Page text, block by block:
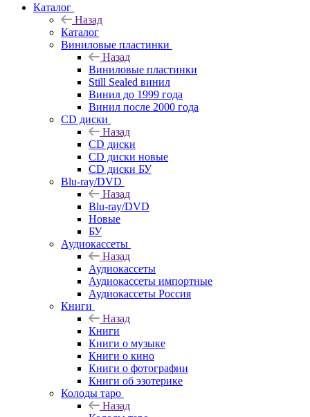
Каталог
Назад
Каталог
Виниловые пластинки
Назад
Виниловые пластинки
Still Sealed винил
Винил до 1999 года
Винил после 2000 года
CD диски
Назад
CD диски
CD диски новые
CD диски БУ
Blu-ray/DVD
Назад
Blu-ray/DVD
Новые
БУ
Аудиокассеты
Назад
Аудиокассеты
Аудиокассеты импортные
Аудиокассеты Россия
Книги
Назад
Книги
Книги о музыке
Книги о кино
Книги о фотографии
Книги об эзотерике
Колоды таро
Назад